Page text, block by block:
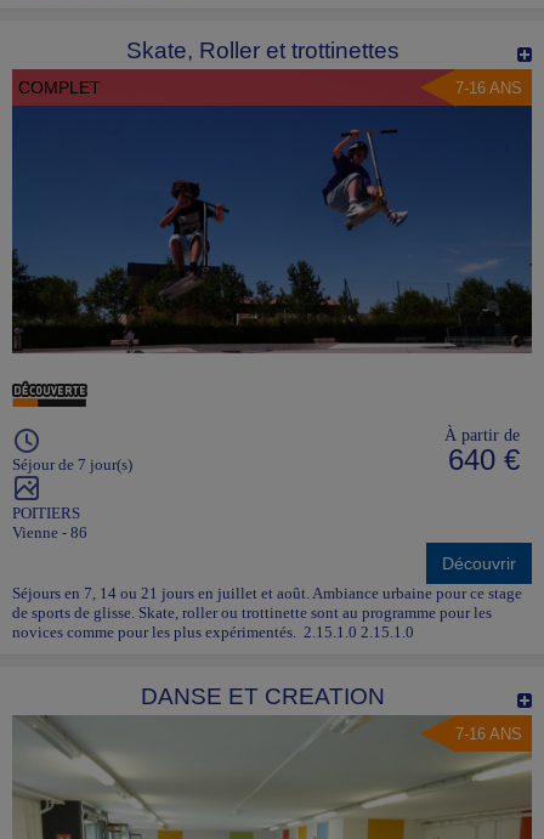
Skate, Roller et trottinettes
COMPLET 7-16 ANS
Séjour de 7 jour(s)
POITIERS
Vienne - 86
À partir de
640 €
Découvrir
Séjours en 7, 14 ou 21 jours en juillet et août. Ambiance urbaine pour ce stage
de sports de glisse. Skate, roller ou trottinette sont au programme pour les
novices comme pour les plus expérimentés. 2.15.1.0 2.15.1.0
DANSE ET CREATION
7-16 ANS